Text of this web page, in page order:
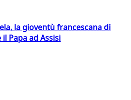
la gioventù francescana di
Papa ad Assisi